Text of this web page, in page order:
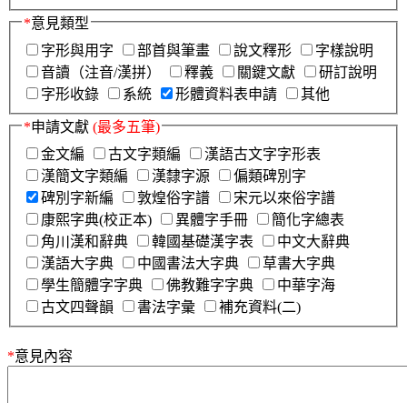
*意見類型
字形與用字
部首與筆畫 說文釋形
字樣說明
音讀（注音/漢拼）
釋義 關鍵文獻
研訂說明
字形收錄
系統 形體資料表申請 其他
*申請文獻 (最多五筆)
金文編
古文字類編
漢語古文字字形表
漢簡文字類編
漢隸字源
偏類碑別字
碑別字新編
敦煌俗字譜
宋元以來俗字譜
康熙字典(校正本)
異體字手冊
簡化字總表
角川漢和辭典
韓國基礎漢字表
中文大辭典
漢語大字典
中國書法大字典
草書大字典
學生簡體字字典
佛教難字字典
中華字海
古文四聲韻
書法字彙 補充資料(二)
*意見內容